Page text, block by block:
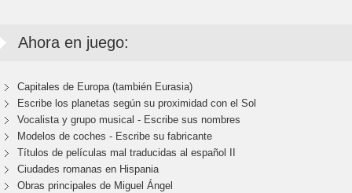
Ahora en juego:
Capitales de Europa (también Eurasia)
Escribe los planetas según su proximidad con el Sol
Vocalista y grupo musical - Escribe sus nombres
Modelos de coches - Escribe su fabricante
Títulos de películas mal traducidas al español II
Ciudades romanas en Hispania
Obras principales de Miguel Ángel